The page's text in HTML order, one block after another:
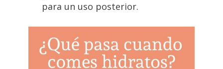
para un uso posterior.